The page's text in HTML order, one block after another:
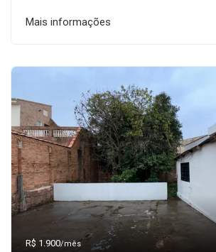
Mais informações
R$ 1.900/mês